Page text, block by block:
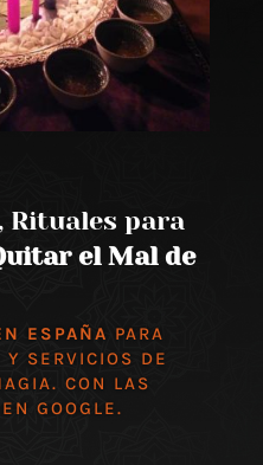
Rituales para
el Mal de
ESPAÑA PARA
Y SERVICIOS DE
CON LAS
GOOGLE.